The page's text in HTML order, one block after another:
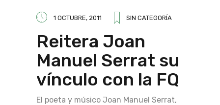
1 OCTUBRE, 2011 SIN CATEGORÍA
Reitera Joan
Manuel Serrat su
vínculo con la FQ
El poeta y músico Joan Manuel Serrat,